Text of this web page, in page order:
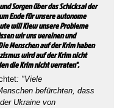
Sorgen über das Schicksal der
Ende für unsere autonome
will Kiew unsere Probleme
wir uns vereinen und
Menschen auf der Krim haben
wird auf der Krim nicht
die Krim nicht verraten".
: "Viele
befürchten, dass
Ukraine von